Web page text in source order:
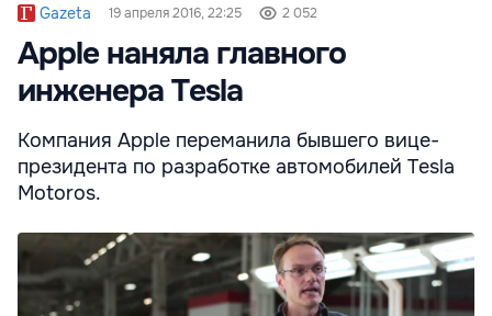
Gazeta 19 апреля 2016, 22:25 2 052
Apple наняла главного
инженера Tesla
Компания Apple переманила бывшего вице-
президента по разработке автомобилей Tesla
Motoros.